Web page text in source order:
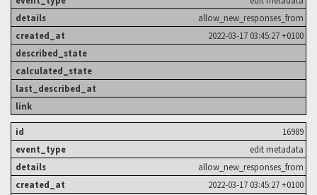
allow_new_responses_from
2022-03-17 03:45:27 +0100
16989
edit metadata
allow_new_responses_from
2022-03-17 03:45:27 +0100